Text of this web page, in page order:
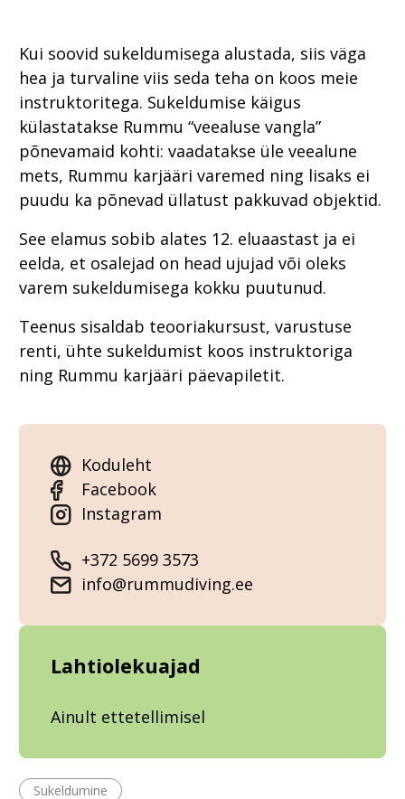
Kui soovid sukeldumisega alustada, siis väga
hea ja turvaline viis seda teha on koos meie
instruktoritega. Sukeldumise käigus
külastatakse Rummu “veealuse vangla”
põnevamaid kohti: vaadatakse üle veealune
mets, Rummu karjääri varemed ning lisaks ei
puudu ka põnevad üllatust pakkuvad objektid.
See elamus sobib alates 12. eluaastast ja ei
eelda, et osalejad on head ujujad või oleks
varem sukeldumisega kokku puutunud.
Teenus sisaldab teooriakursust, varustuse
renti, ühte sukeldumist koos instruktoriga
ning Rummu karjääri päevapiletit.
Koduleht
Facebook
Instagram
+372 5699 3573
info@rummudiving.ee
Lahtiolekuajad
Ainult ettetellimisel
Sukeldumine